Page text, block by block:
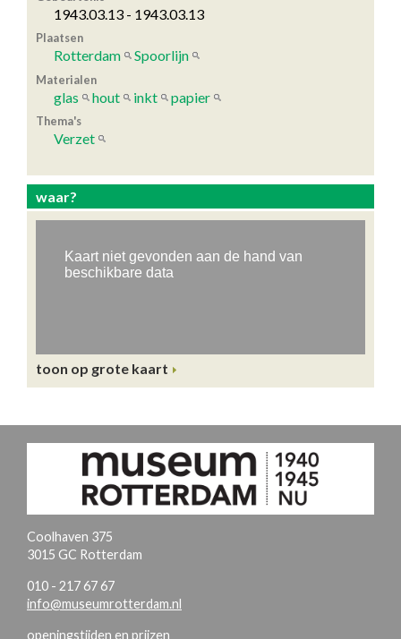
1943.03.13 - 1943.03.13
Plaatsen
Rotterdam Spoorlijn
Materialen
glas hout inkt papier
Thema's
Verzet
waar?
toon op grote kaart
Coolhaven 375
3015 GC Rotterdam
010 - 217 67 67
info@museumrotterdam.nl
openingstijden en prijzen